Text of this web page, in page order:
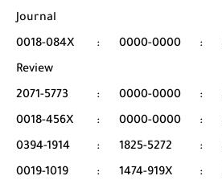
Journal
0018-084X
: 0000-0000 :
Review
2071-5773
: 0000-0000 :
0018-456X
: 0000-0000 :
0394-1914
: 1825-5272 :
0019-1019
: 1474-919X :